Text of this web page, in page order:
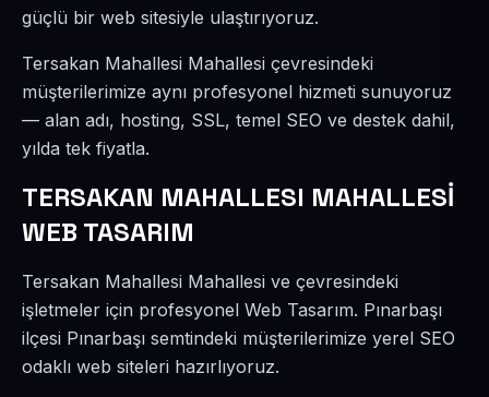
güçlü bir web sitesiyle ulaştırıyoruz.
Tersakan Mahallesi Mahallesi çevresindeki
müşterilerimize aynı profesyonel hizmeti sunuyoruz
— alan adı, hosting, SSL, temel SEO ve destek dahil,
yılda tek fiyatla.
TERSAKAN MAHALLESI MAHALLESİ
WEB TASARIM
Tersakan Mahallesi Mahallesi ve çevresindeki
işletmeler için profesyonel Web Tasarım. Pınarbaşı
ilçesi Pınarbaşı semtindeki müşterilerimize yerel SEO
odaklı web siteleri hazırlıyoruz.